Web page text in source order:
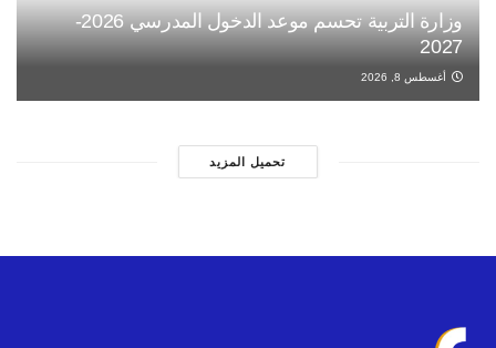
وزارة التربية تحسم موعد الدخول المدرسي 2026-
2027
أغسطس 8, 2026
تحميل المزيد